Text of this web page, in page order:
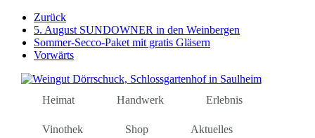
Weiter
zum
Inhalt
Zurück
5. August SUNDOWNER in den Weinbergen
Sommer-Secco-Paket mit gratis Gläsern
Vorwärts
Heimat Handwerk Erlebnis
Vinothek Shop Aktuelles